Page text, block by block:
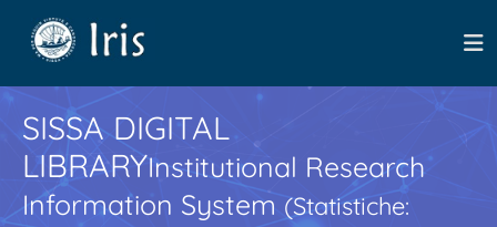
SISSA DIGITAL
LIBRARYInstitutional Research
Information System(Statistiche: